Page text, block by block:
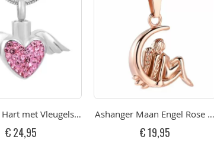
met Vleugels Pink Strass RVS
€ 24,95
Ashanger Maan Engel Rose
€ 19,95